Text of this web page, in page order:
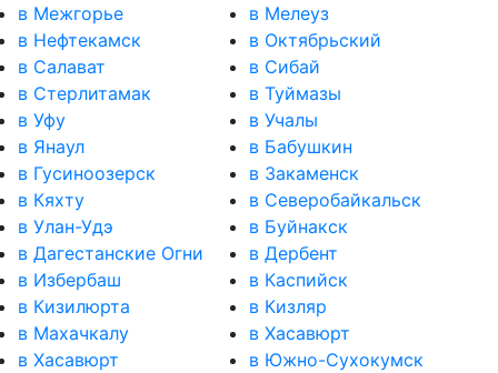
в Межгорье
в Мелеуз
в Нефтекамск
в Октябрьский
в Салават
в Сибай
в Стерлитамак
в Туймазы
в Уфу
в Учалы
в Янаул
в Бабушкин
в Гусиноозерск
в Закаменск
в Кяхту
в Северобайкальск
в Улан-Удэ
в Буйнакск
в Дагестанские Огни
в Дербент
в Избербаш
в Каспийск
в Кизилюрта
в Кизляр
в Махачкалу
в Хасавюрт
в Хасавюрт
в Южно-Сухокумск